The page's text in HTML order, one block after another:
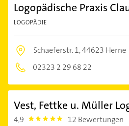
Logopädische Praxis
LOGOPÄDIE
Schaeferstr. 1,44623 Herne
02323 2 29 68 22
Vest, Fettke u. Müller
4,9 4.9 12 Bewertungen